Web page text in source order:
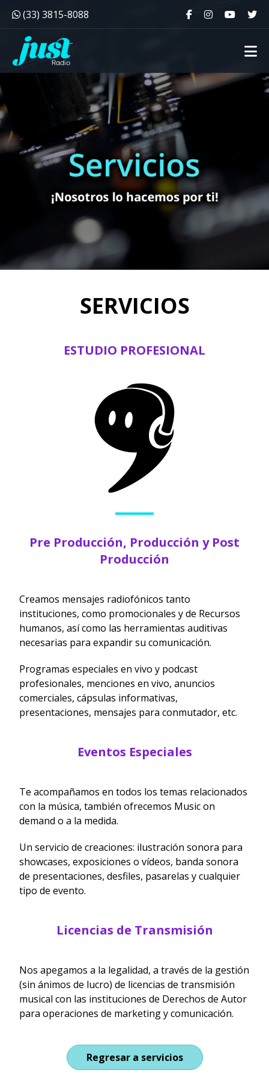
(33) 3815-8088
SERVICIOS
ESTUDIO PROFESIONAL
Pre Producción, Producción y Post
Producción
Creamos mensajes radiofónicos tanto
instituciones, como promocionales y de Recursos
humanos, así como las herramientas auditivas
necesarias para expandir su comunicación.
Programas especiales en vivo y podcast
profesionales, menciones en vivo, anuncios
comerciales, cápsulas informativas,
presentaciones, mensajes para conmutador, etc.
Eventos Especiales
Te acompañamos en todos los temas relacionados
con la música, también ofrecemos Music on
demand o a la medida.
Un servicio de creaciones: ilustración sonora para
showcases, exposiciones o vídeos, banda sonora
de presentaciones, desfiles, pasarelas y cualquier
tipo de evento.
Licencias de Transmisión
Nos apegamos a la legalidad, a través de la gestión
(sin ánimos de lucro) de licencias de transmisión
musical con las instituciones de Derechos de Autor
para operaciones de marketing y comunicación.
Regresar a servicios